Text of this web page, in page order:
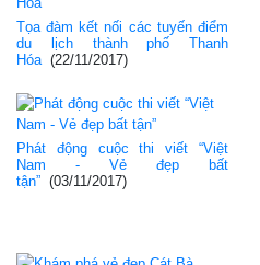
Tọa đàm kết nối các tuyến điểm
du lịch thành phố Thanh
Hóa (22/11/2017)
Phát động cuộc thi viết “Việt
Nam - Vẻ đẹp bất
tận” (03/11/2017)